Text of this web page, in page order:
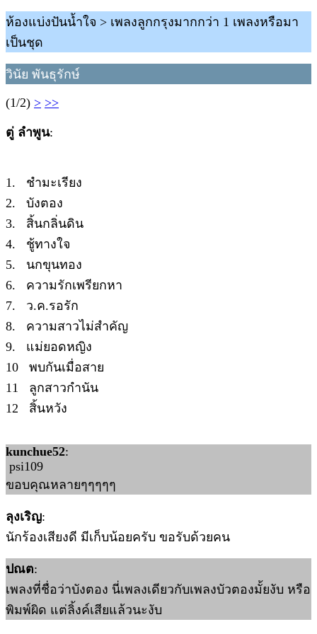
ห้องแบ่งปันน้ำใจ > เพลงลูกกรุงมากกว่า 1 เพลงหรือมา
เป็นชุด
วินัย พันธุรักษ์
(1/2) > >>
ตู่ ลำพูน:
1. ชำมะเรียง
2. บังตอง
3. สิ้นกลิ่นดิน
4. ชู้ทางใจ
5. นกขุนทอง
6. ความรักเพรียกหา
7. ว.ค.รอรัก
8. ความสาวไม่สำคัญ
9. แม่ยอดหญิง
10 พบกันเมื่อสาย
11 ลูกสาวกำนัน
12 สิ้นหวัง
kunchue52:
psi109
ขอบคุณหลายๆๆๆๆๆ
ลุงเริญ:
นักร้องเสียงดี มีเก็บน้อยครับ ขอรับด้วยคน
ปณต:
เพลงที่ชื่อว่าบังตอง นี่เพลงเดียวกับเพลงบัวตองมั้ยงับ หรือ
พิมพ์ผิด แต่ลิ้งค์เสียแล้วนะงับ